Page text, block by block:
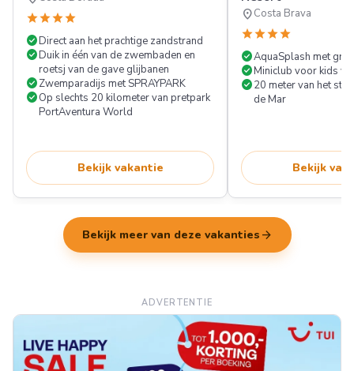
starstarstarstar
check_circleDirect aan het prachtige zandstrand
check_circleDuik in één van de zwembaden en
roetsj van de gave glijbanen
check_circleZwemparadijs met SPRAYPARK
check_circleOp slechts 20 kilometer van pretpark
PortAventura World
Bekijk vakantie
location_onCosta Brava
starstarstarstar
check_circleAquaSplash met
check_circleMiniclub voor kids
check_circle20 meter van het
de Mar
Bekijk
Bekijk meer van deze vakanties arrow_forward
ADVERTENTIE